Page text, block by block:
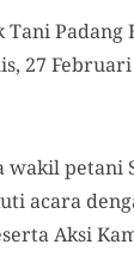
Padang
27
wakil petani
acara
Aksi